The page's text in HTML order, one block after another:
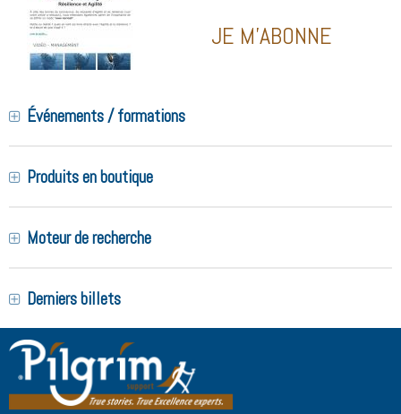
JE M'ABONNE
Événements / formations
Produits en boutique
Moteur de recherche
Derniers billets